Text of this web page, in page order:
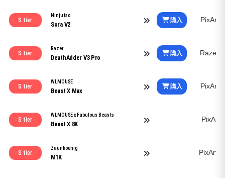
S tier
Ninjutso
Sora V2
購入 PixArt
S tier
Razer
DeathAdder V3 Pro
購入 Razer
S tier
WLMOUSE
Beast X Max
購入 PixArt
S tier
WLMOUSE x Fabulous Beasts
Beast X 8K
PixArt
S tier
Zaunkoenig
M1K
PixArt